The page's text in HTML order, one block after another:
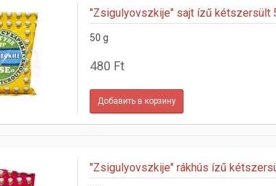
"Zsigulyovszkije" sajt ízű kétszersült
50 g
480 Ft
"Zsigulyovszkije" rákhús ízű